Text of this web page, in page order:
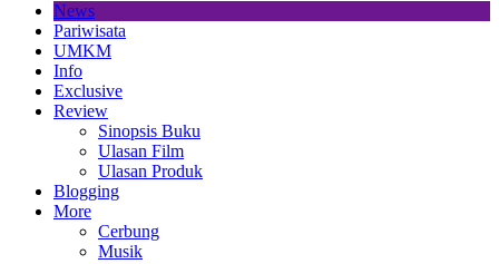
News
Pariwisata
UMKM
Info
Exclusive
Review
Sinopsis Buku
Ulasan Film
Ulasan Produk
Blogging
More
Cerbung
Musik